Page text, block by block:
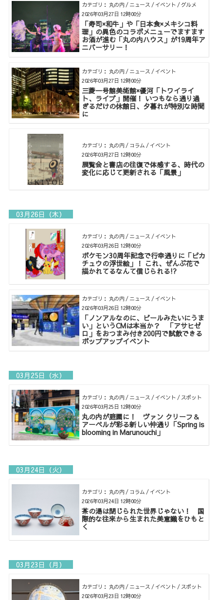
カテゴリ： 丸の内 / ニュース / イベント / グルメ
「寿司×和牛」や「日本食×メキシコ料
理」の異色のコラボメニューでますます
お酒が進む「丸の内ハウス」が19周年ア
ニバーサリー！
2026年03月27日 12時00分
カテゴリ： 丸の内 / ニュース / イベント
三菱一号館美術館×優河「トワイライ
ト、ライブ」開催！ いつもなら通り過
ぎるだけの休館日、夕暮れが特別な時間
に
2026年03月27日 12時00分
カテゴリ： 丸の内 / コラム / イベント
展覧会と書店の往復で体感する、時代の
変化に応じて更新される「風景」
2026年03月27日 12時00分
03月26日（木）
カテゴリ： 丸の内 / ニュース / イベント
ポケモン30周年記念で行幸通りに「ピカ
チュウの浮世絵」！ これ、ぜんぶ花で
描かれてるなんて信じられる!?
2026年03月26日 12時00分
カテゴリ： 丸の内 / ニュース / イベント
「ノンアルなのに、ビールみたいにうま
い」というCMは本当か？ 「アサヒゼ
ロ」をおつまみ付き200円で試飲できる
ポップアップイベント
2026年03月26日 12時00分
03月25日（水）
カテゴリ： 丸の内 / ニュース / イベント / スポット
丸の内が庭園に！ ヴァン クリーフ＆
アーペルが彩る新しい仲通り「Spring is
blooming in Marunouchi」
2026年03月25日 12時00分
03月24日（火）
カテゴリ： 丸の内 / コラム / イベント
茶の湯は閉じられた世界じゃない！ 国
際的な往来から生まれた美意識をひもと
く
2026年03月24日 12時00分
03月23日（月）
カテゴリ： 丸の内 / ニュース / イベント / スポット
2026年03月23日 12時00分